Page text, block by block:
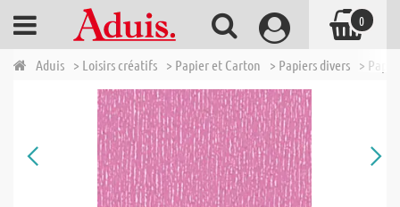
Aduis > Loisirs créatifs > Papier et Carton > Papiers divers >
0